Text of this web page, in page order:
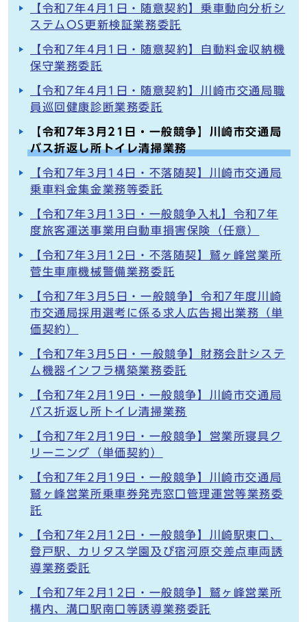
【令和7年4月1日・随意契約】乗車動向分析シ
ステムOS更新検証業務委託
【令和7年4月1日・随意契約】自動料金収納機
保守業務委託
【令和7年4月1日・随意契約】川崎市交通局職
員巡回健康診断業務委託
【令和7年3月21日・一般競争】川崎市交通局
バス折返し所トイレ清掃業務
【令和7年3月14日・不落随契】川崎市交通局
乗車料金集金業務等委託
【令和7年3月13日・一般競争入札】令和7年
度旅客運送事業用自動車損害保険（任意）
【令和7年3月12日・不落随契】鷲ヶ峰営業所
菅生車庫機械警備業務委託
【令和7年3月5日・一般競争】令和7年度川崎
市交通局採用選考に係る求人広告掲出業務（単
価契約）
【令和7年3月5日・一般競争】財務会計システ
ム機器インフラ構築業務委託
【令和7年2月19日・一般競争】川崎市交通局
バス折返し所トイレ清掃業務
【令和7年2月19日・一般競争】営業所寝具ク
リーニング（単価契約）
【令和7年2月19日・一般競争】川崎市交通局
鷲ヶ峰営業所乗車券発売窓口管理運営等業務委
託
【令和7年2月12日・一般競争】川崎駅東口、
登戸駅、カリタス学園及び宿河原交差点車両誘
導業務委託
【令和7年2月12日・一般競争】鷲ヶ峰営業所
構内、溝口駅南口等誘導業務委託